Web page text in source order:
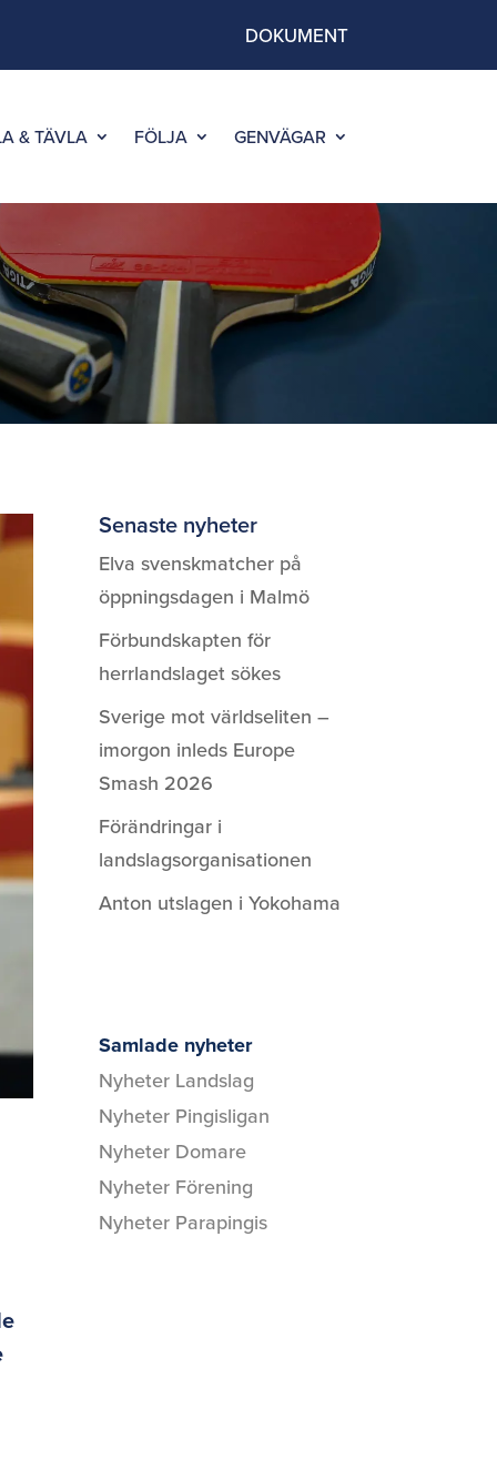
DOKUMENT
& TÄVLA FÖLJA GENVÄGAR
Senaste nyheter
Elva svenskmatcher på
öppningsdagen i Malmö
Förbundskapten för
herrlandslaget sökes
Sverige mot världseliten –
imorgon inleds Europe
Smash 2026
Förändringar i
landslagsorganisationen
Anton utslagen i Yokohama
Samlade nyheter
Nyheter Landslag
Nyheter Pingisligan
Nyheter Domare
Nyheter Förening
Nyheter Parapingis